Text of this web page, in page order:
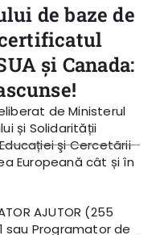
de baze de
și Canada:
de Ministerul
și Solidarității
şi Cercetãrii
Europeană cât și în
AJUTOR (255
sau Programator de